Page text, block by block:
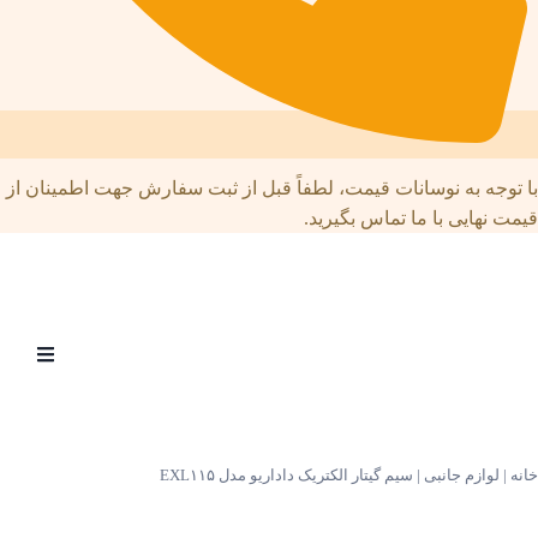
به نوسانات قیمت، لطفاً قبل از ثبت سفارش جهت اطمینان از
نهایی با ما تماس بگیرید.
Open
|لوازم جانبی|سیم گیتار الکتریک داداریو مدل EXL۱۱۵